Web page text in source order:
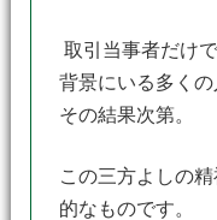
取引当事者だけ
背景にいる多く
その結果次第。
この三方よしの
的なものです。